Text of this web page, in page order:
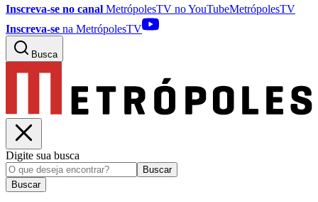
Inscreva-se no canal MetrópolesTV noYouTubeMetrópolesTV
Inscreva-se na MetrópolesTV
Busca
Digite sua busca
Buscar
Buscar